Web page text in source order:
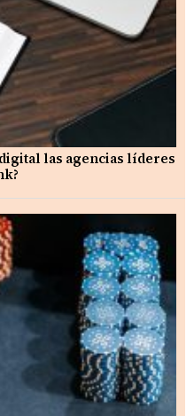
las agencias líderes